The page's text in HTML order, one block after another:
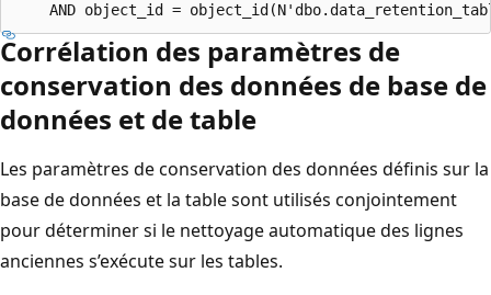
Corrélation des paramètres de
conservation des données de base de
données et de table
Les paramètres de conservation des données définis sur la
base de données et la table sont utilisés conjointement
pour déterminer si le nettoyage automatique des lignes
anciennes s’exécute sur les tables.